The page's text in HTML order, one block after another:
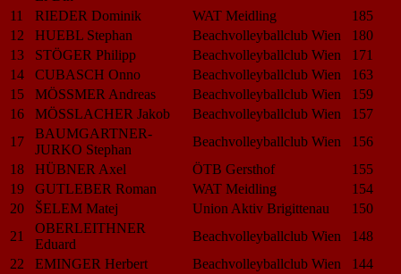
11
RIEDER Dominik WAT Meidling
185
12
HUEBL Stephan Beachvolleyballclub Wien
180
13
STÖGER Philipp Beachvolleyballclub Wien
171
14
CUBASCH Onno Beachvolleyballclub Wien
163
15
MÖSSMER Andreas Beachvolleyballclub Wien
159
16
MÖSSLACHER Jakob Beachvolleyballclub Wien
157
17
BAUMGARTNER-
JURKO Stephan
Beachvolleyballclub Wien
156
18
HÜBNER Axel ÖTB Gersthof
155
19
GUTLEBER Roman WAT Meidling
154
20
ŠELEM Matej Union Aktiv Brigittenau
150
21
OBERLEITHNER
Eduard
Beachvolleyballclub Wien
148
22
EMINGER Herbert Beachvolleyballclub Wien
144